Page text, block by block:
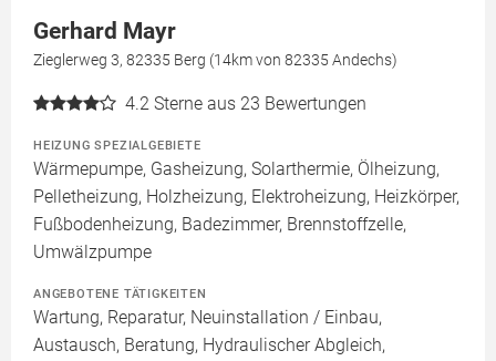
Gerhard Mayr
Zieglerweg 3, 82335 Berg (14km von 82335 Andechs)
4.2 Sterne aus 23 Bewertungen
HEIZUNG SPEZIALGEBIETE
Wärmepumpe, Gasheizung, Solarthermie, Ölheizung,
Pelletheizung, Holzheizung, Elektroheizung, Heizkörper,
Fußbodenheizung, Badezimmer, Brennstoffzelle,
Umwälzpumpe
ANGEBOTENE TÄTIGKEITEN
Wartung, Reparatur, Neuinstallation / Einbau,
Austausch, Beratung, Hydraulischer Abgleich,